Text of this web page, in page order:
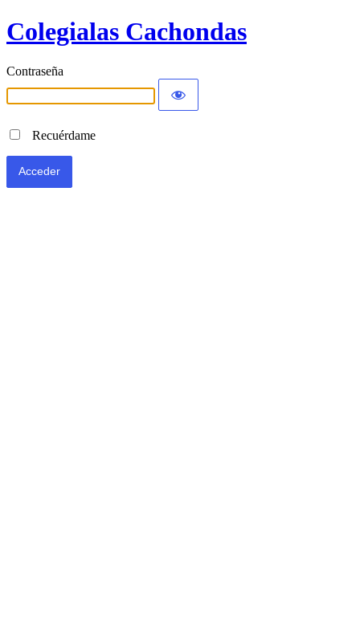
Colegialas Cachondas
Contraseña
Recuérdame